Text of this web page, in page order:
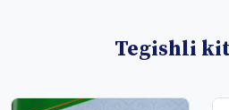
Tegishli